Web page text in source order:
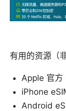
有用的资源（
Apple 官
iPhone
Android